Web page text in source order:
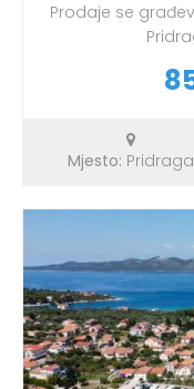
Prodaje se
Mjesto: Pridraga